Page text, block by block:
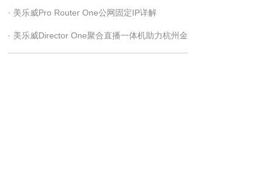
2025 年度《Streaming Media》“读者之选奖”
· 美乐威Pro Router One公网固定IP详解
· 美乐威Director One聚合直播一体机助力杭州金